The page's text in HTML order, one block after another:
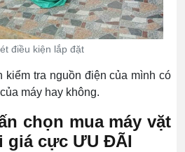
điều kiện lắp đặt
kiểm tra nguồn điện của mình có
máy hay không.
chọn mua máy vặt
giá cực ƯU ĐÃI